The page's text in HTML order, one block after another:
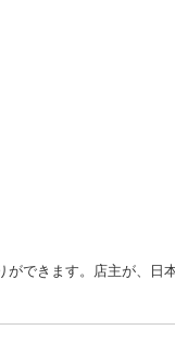
できます。店主が、日